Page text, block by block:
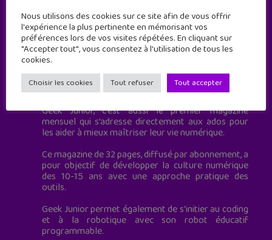
Geek Junior est le premier site de culture numérique
à destination des adolescents.
Geek Junior, c’est aussi le premier magazine
mensuel qui s’adresse directement aux ados pour
les aider à mieux maîtriser leur vie numérique.
Ce magazine de 32 pages, diffusé par abonnement, a
pour objectif de développer la culture numérique
des 10-15 ans avec une approche pratique des
outils.
Geek Junior permet également de s'initier au coding
et à la robotique avec son robot éducatif
programmable.
Nous utilisons des cookies sur ce site afin de vous offrir
l'expérience la plus pertinente en mémorisant vos
préférences lors de vos visites répétées. En cliquant sur
"Accepter tout", vous consentez à l'utilisation de tous les
cookies.
Choisir les cookies Tout refuser Tout accepter